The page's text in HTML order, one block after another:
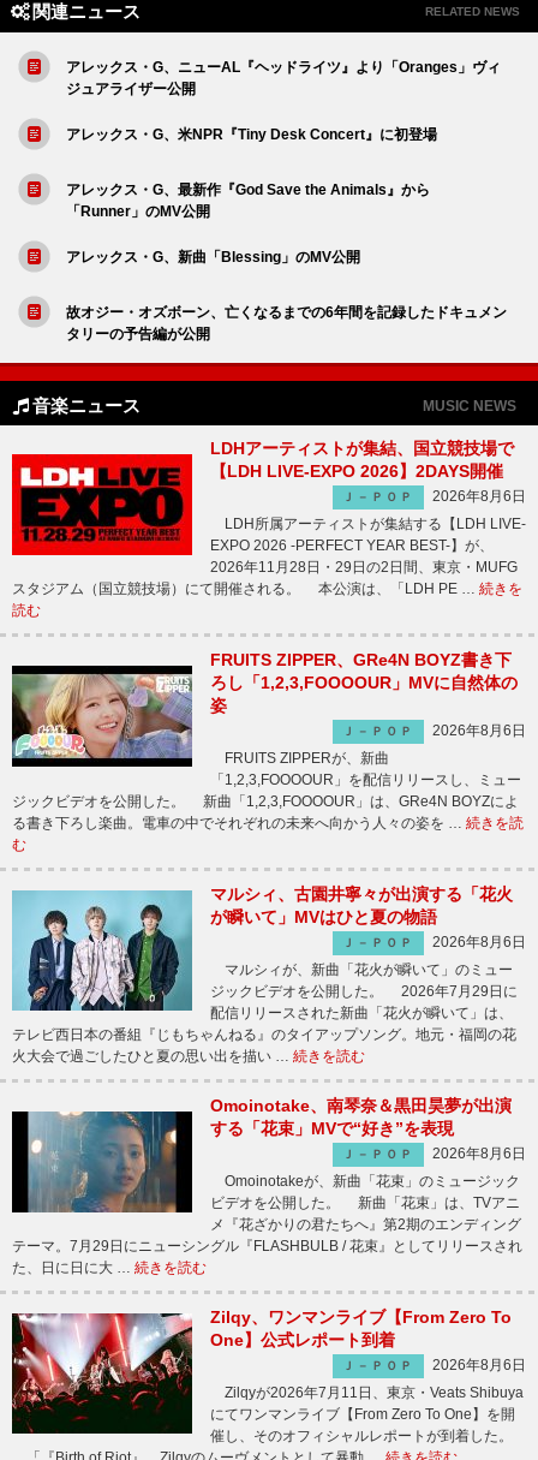
関連ニュース RELATED NEWS
アレックス・G、ニューAL『ヘッドライツ』より「Oranges」ヴィ
ジュアライザー公開
アレックス・G、米NPR『Tiny Desk Concert』に初登場
アレックス・G、最新作『God Save the Animals』から
「Runner」のMV公開
アレックス・G、新曲「Blessing」のMV公開
故オジー・オズボーン、亡くなるまでの6年間を記録したドキュメン
タリーの予告編が公開
音楽ニュース MUSIC NEWS
LDHアーティストが集結、国立競技場で
【LDH LIVE-EXPO 2026】2DAYS開催
Ｊ－ＰＯＰ
2026年8月6日
LDH所属アーティストが集結する【LDH LIVE-
EXPO 2026 -PERFECT YEAR BEST-】が、
2026年11月28日・29日の2日間、東京・MUFG
スタジアム（国立競技場）にて開催される。 本公演は、「LDH PE … 続きを
読む
FRUITS ZIPPER、GRe4N BOYZ書き下
ろし「1,2,3,FOOOOUR」MVに自然体の
姿
Ｊ－ＰＯＰ
2026年8月6日
FRUITS ZIPPERが、新曲
「1,2,3,FOOOOUR」を配信リリースし、ミュー
ジックビデオを公開した。 新曲「1,2,3,FOOOOUR」は、GRe4N BOYZによ
る書き下ろし楽曲。電車の中でそれぞれの未来へ向かう人々の姿を … 続きを読
む
マルシィ、古園井寧々が出演する「花火
が瞬いて」MVはひと夏の物語
Ｊ－ＰＯＰ
2026年8月6日
マルシィが、新曲「花火が瞬いて」のミュー
ジックビデオを公開した。 2026年7月29日に
配信リリースされた新曲「花火が瞬いて」は、
テレビ西日本の番組『じもちゃんねる』のタイアップソング。地元・福岡の花
火大会で過ごしたひと夏の思い出を描い … 続きを読む
Omoinotake、南琴奈＆黒田昊夢が出演
する「花束」MVで“好き”を表現
Ｊ－ＰＯＰ
2026年8月6日
Omoinotakeが、新曲「花束」のミュージック
ビデオを公開した。 新曲「花束」は、TVアニ
メ『花ざかりの君たちへ』第2期のエンディング
テーマ。7月29日にニューシングル『FLASHBULB / 花束』としてリリースされ
た、日に日に大 … 続きを読む
Zilqy、ワンマンライブ【From Zero To
One】公式レポート到着
Ｊ－ＰＯＰ
2026年8月6日
Zilqyが2026年7月11日、東京・Veats Shibuya
にてワンマンライブ【From Zero To One】を開
催し、そのオフィシャルレポートが到着した。